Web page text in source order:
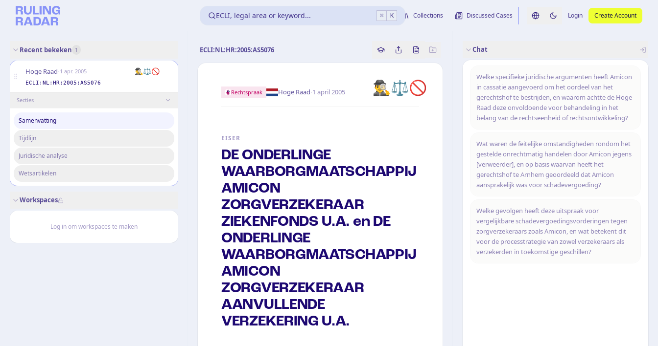
ECLI, legal area or keyword... ⌘ K Collections Discussed Cases Switch language
Switch to dark theme
Login Create Account
Recent bekeken 1
Hoge Raad·1 apr. 2005 🕵️‍♂️⚖️🚫
ECLI:NL:HR:2005:AS5076
Secties
Samenvatting
Tijdlijn
Juridische analyse
Wetsartikelen
Workspaces
Log in om workspaces te maken
ECLI:NL:HR:2005:AS5076 Copy source reference
Share this analysis
Bekijk originele uitspraak
🕵️‍♂️⚖️🚫
Rechtspraak Hoge Raad·1 april 2005
EISER
DE ONDERLINGE
WAARBORGMAATSCHAPPIJ
AMICON
ZORGVERZEKERAAR
ZIEKENFONDS U.A. en DE
ONDERLINGE
WAARBORGMAATSCHAPPIJ
AMICON
ZORGVERZEKERAAR
AANVULLENDE
VERZEKERING U.A.
Chat
Welke specifieke juridische argumenten heeft Amicon
in cassatie aangevoerd om het oordeel van het
gerechtshof te bestrijden, en waarom achtte de Hoge
Raad deze onvoldoende voor behandeling in het
belang van de rechtseenheid of rechtsontwikkeling?
Wat waren de feitelijke omstandigheden rondom het
gestelde onrechtmatig handelen door Amicon jegens
[verweerder], en op basis waarvan heeft het
gerechtshof te Arnhem geoordeeld dat Amicon
aansprakelijk was voor schadevergoeding?
Welke gevolgen heeft deze uitspraak voor
vergelijkbare schadevergoedingsvorderingen tegen
zorgverzekeraars zoals Amicon, en wat betekent dit
voor de processtrategie van zowel verzekeraars als
verzekerden in toekomstige geschillen?